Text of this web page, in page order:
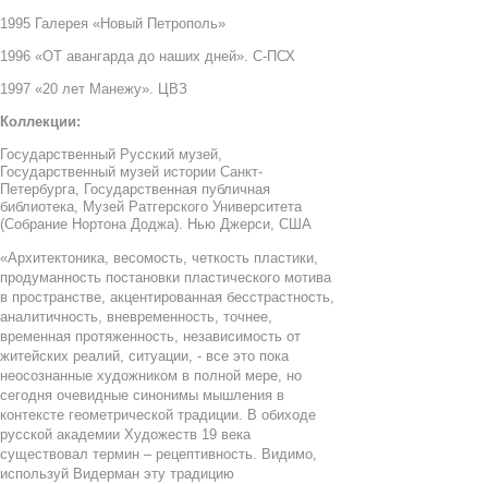
1995 Галерея «Новый Петрополь»
1996 «ОТ авангарда до наших дней». С-ПСХ
1997 «20 лет Манежу». ЦВЗ
Коллекции:
Государственный Русский музей,
Государственный музей истории Санкт-
Петербурга, Государственная публичная
библиотека, Музей Ратгерского Университета
(Собрание Нортона Доджа). Нью Джерси, США
«Архитектоника, весомость, четкость пластики,
продуманность постановки пластического мотива
в пространстве, акцентированная бесстрастность,
аналитичность, вневременность, точнее,
временная протяженность, независимость от
житейских реалий, ситуации, - все это пока
неосознанные художником в полной мере, но
сегодня очевидные синонимы мышления в
контексте геометрической традиции. В обиходе
русской академии Художеств 19 века
существовал термин – рецептивность. Видимо,
используй Видерман эту традицию